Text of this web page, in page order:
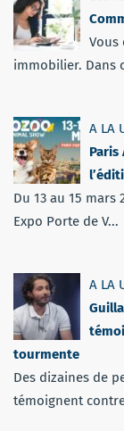
Vous
immobilier. Dans
A LA
Du 13 au 15 mars
Expo Porte de V...
A LA
tourmente
Des dizaines de
témoignent